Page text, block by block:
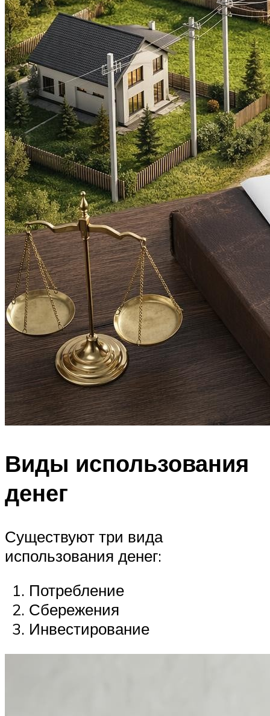
Виды использования
денег
Существуют три вида
использования денег:
Потребление
Сбережения
Инвестирование